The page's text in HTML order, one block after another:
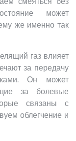
может
же именно так
газ влияет
за передачу
Он может
за болевые
связаны с
облегчение и